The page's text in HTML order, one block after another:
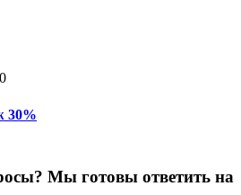
30%
Мы готовы ответить на